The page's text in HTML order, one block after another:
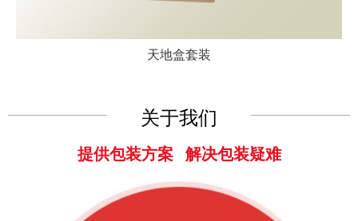
天地盒套装
关于我们
提供包装方案 解决包装疑难